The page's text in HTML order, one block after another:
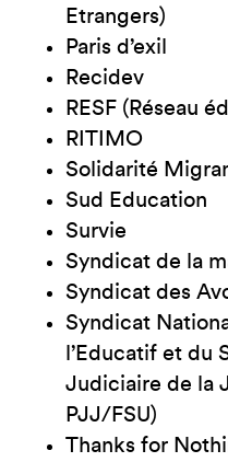
Etrangers)
Paris d’exil
Recidev
RESF (Réseau
RITIMO
Solidarité
Sud Education
Survie
Syndicat de la
Syndicat des
Syndicat
l’Educatif et du
Judiciaire de la
PJJ/FSU)
Thanks for